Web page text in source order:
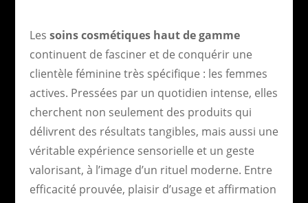
Les soins cosmétiques haut de gamme
continuent de fasciner et de conquérir une
clientèle féminine très spécifique : les femmes
actives. Pressées par un quotidien intense, elles
cherchent non seulement des produits qui
délivrent des résultats tangibles, mais aussi une
véritable expérience sensorielle et un geste
valorisant, à l’image d’un rituel moderne. Entre
efficacité prouvée, plaisir d’usage et affirmation